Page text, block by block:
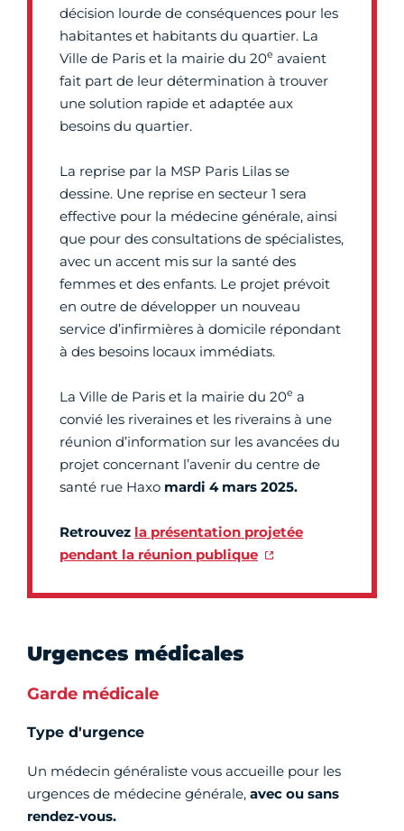
décision lourde de conséquences pour les
habitantes et habitants du quartier. La
Ville de Paris et la mairie du 20e avaient
fait part de leur détermination à trouver
une solution rapide et adaptée aux
besoins du quartier.
La reprise par la MSP Paris Lilas se
dessine. Une reprise en secteur 1 sera
effective pour la médecine générale, ainsi
que pour des consultations de spécialistes,
avec un accent mis sur la santé des
femmes et des enfants. Le projet prévoit
en outre de développer un nouveau
service d’infirmières à domicile répondant
à des besoins locaux immédiats.
La Ville de Paris et la mairie du 20e a
convié les riveraines et les riverains à une
réunion d’information sur les avancées du
projet concernant l’avenir du centre de
santé rue Haxo mardi 4 mars 2025.
Retrouvez la présentation projetée
pendant la réunion publique
Urgences médicales
Garde médicale
Type d'urgence
Un médecin généraliste vous accueille pour les
urgences de médecine générale, avec ou sans
rendez-vous.